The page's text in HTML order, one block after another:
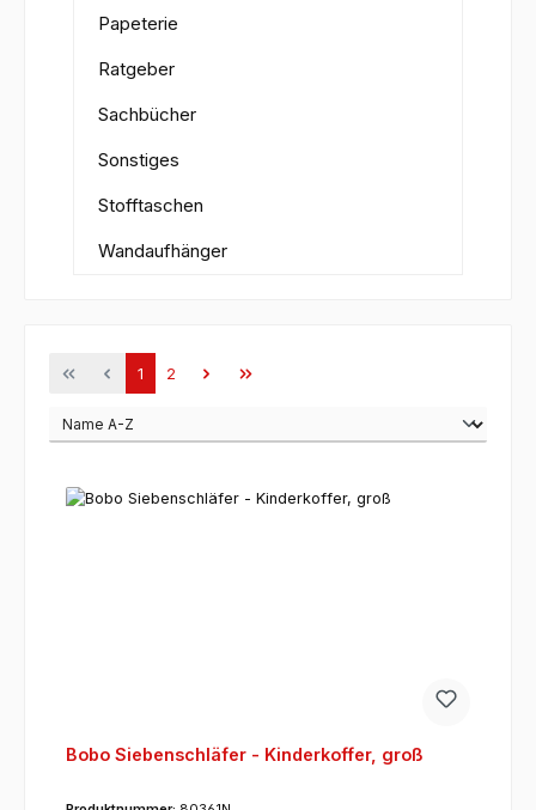
Papeterie
Ratgeber
Sachbücher
Sonstiges
Stofftaschen
Wandaufhänger
Seite
1 Seite
2
Bobo Siebenschläfer - Kinderkoffer, groß